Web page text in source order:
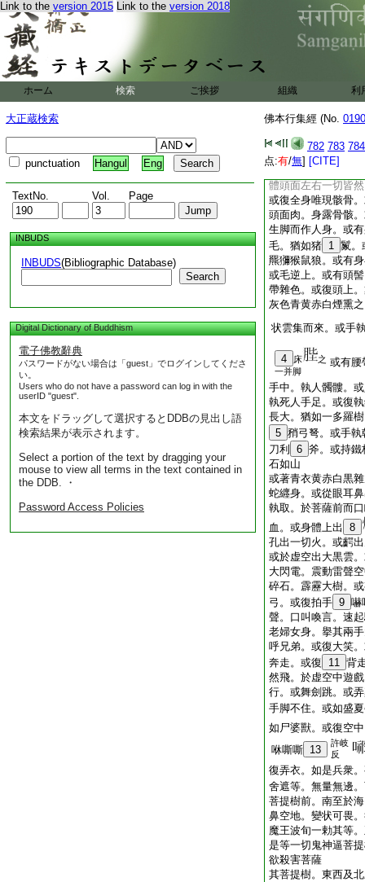
Link to the version 2015 Link to the version 2018
ホーム 検索 ご挨拶 組織 利
大正蔵検索
punctuation Hangul Eng
TextNo. Vol. Page
INBUDS
INBUDS(Bibliographic Database)
Search
Digital Dictionary of Buddhism
電子佛教辭典
パスワードがない場合は「guest」でログインしてくださ
い。
Users who do not have a password can log in with the
userID "guest".
本文をドラッグして選択するとDDBの見出し語
検索結果が表示されます。
Select a portion of the text by dragging your
mouse to view all terms in the text contained in
the DDB. ・
Password Access Policies
佛本行集經 (No.
782 783 784
点:有/無] [CITE]
爾時魔衆。如是異
乘駱駝。水牛犀牛
似修羅類迦婁
鳩槃茶羅刹夜
形容。或有面孔
19
大頭。或有小面或
者。喪失威色。或
或復身體色如赤銅
復頭黄身如烟色。
黒身。黒頭赤身。
白。而右邊緑。或
體頭面左右一切皆然
或復全身唯現骸骨
頭面肉。身露骨骸
生脚而作人身。或
毛。猶如猪 1 鬣。
羆獼猴鼠狼。或有
或毛逆上。或有頭
帶雜色。或復頭上
灰色青黄赤白煙熏
状雲集而來。或手
4 床
之
一并脚
或有腰
手中。執人髑髏。
執死人手足。或復
長大。猶如一多羅
5 矟弓弩。或手
刀利
6 斧。或持鐵
石如山
或著青衣黄赤白黒
蛇纒身。或從眼耳
執取。於菩薩前而
血。或身體上出
8
孔出一切火。或齶
或於虚空出大黒雲
大閃電。震動雷聲
碎石。霹靂大樹。
弓。或復拍手 9 嚇
聲。口叫喚言。速
老婦女身。擧其兩
呼兄弟。或復大笑
奔走。或復
11 背
然飛。於虚空中遊
行。或舞劍跳。或
手脚不住。或如盛
如尸婆獸。或復空
咻嘶嘶 13
許岐
反
復弄衣。如是兵衆
舍遮等。無量無邊
菩提樹前。南至於
鼻空地。變状可畏
魔王波旬一勅其等
是等一切鬼神逼菩
欲殺害菩薩
其菩提樹。東西及